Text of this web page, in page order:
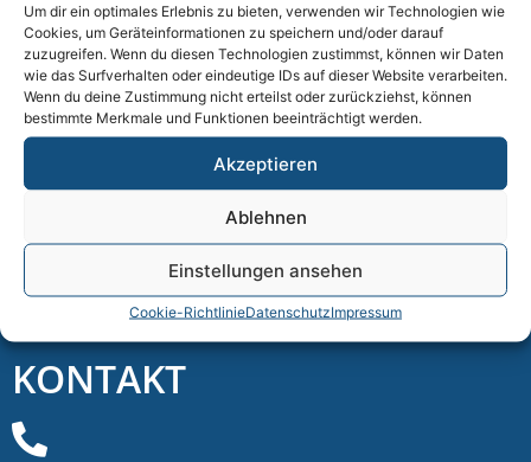
Um dir ein optimales Erlebnis zu bieten, verwenden wir Technologien wie
Cookies, um Geräteinformationen zu speichern und/oder darauf
zuzugreifen. Wenn du diesen Technologien zustimmst, können wir Daten
wie das Surfverhalten oder eindeutige IDs auf dieser Website verarbeiten.
Wenn du deine Zustimmung nicht erteilst oder zurückziehst, können
bestimmte Merkmale und Funktionen beeinträchtigt werden.
Akzeptieren
Ablehnen
Einstellungen ansehen
Cookie-RichtlinieDatenschutzImpressum
ADRESSEN
hnocologne| HNO Gemeinschaftspraxis
Chlodwigplatz 1
Sprechstunde für Phoniatrie und Pädaudiologie
50935 Köln
DOWNLOADS
KONTAKT